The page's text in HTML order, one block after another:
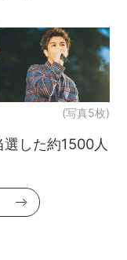
(写真5枚)
した約1500人